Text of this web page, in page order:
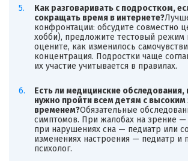
Как разговаривать с подростком,
сокращать время в интернете?
конфронтации: обсудите совместно
хобби), предложите тестовый режим
оцените, как изменилось
концентрация. Подростки чаще
их участие учитывается в правилах.
Есть ли медицинские
нужно пройти всем детям с
временем?Обязательные
симптомов. При жалобах на зрение —
при нарушениях сна — педиатр или
изменениях настроения — педиатр и
психолог.